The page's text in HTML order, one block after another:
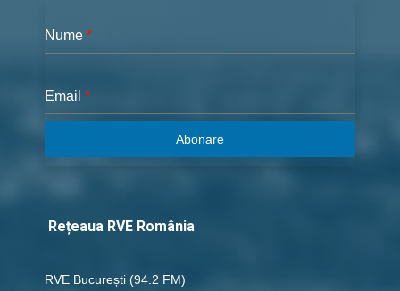
Nume *
Email *
Abonare
Rețeaua RVE România
RVE București (94.2 FM)